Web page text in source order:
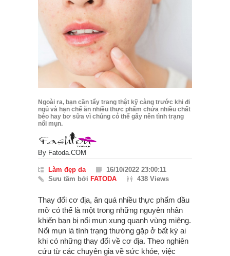
Ngoài ra, bạn cần tẩy trang thật kỹ càng trước khi đi
ngủ và hạn chế ăn nhiều thực phẩm chứa nhiều chất
béo hay bơ sữa vì chúng có thể gây nên tình trạng
nổi mụn.
By Fatoda.COM
Làm đẹp da
16/10/2022 23:00:11
Sưu tầm bởi FATODA 438 Views
Thay đổi cơ địa, ăn quá nhiều thực phẩm dầu
mỡ có thể là một trong những nguyên nhân
khiến bạn bị nổi mụn xung quanh vùng miệng.
Nổi mụn là tình trạng thường gặp ở bất kỳ ai
khi có những thay đổi về cơ địa. Theo nghiên
cứu từ các chuyên gia về sức khỏe, việc